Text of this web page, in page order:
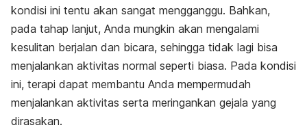
kondisi ini tentu akan sangat mengganggu. Bahkan,
pada tahap lanjut, Anda mungkin akan mengalami
kesulitan berjalan dan bicara, sehingga tidak lagi bisa
menjalankan aktivitas normal seperti biasa. Pada kondisi
ini, terapi dapat membantu Anda mempermudah
menjalankan aktivitas serta meringankan gejala yang
dirasakan.